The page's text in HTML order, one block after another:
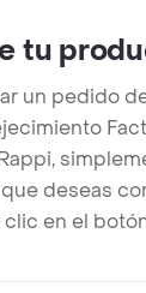
tu
un pedido
deseas
en el botón